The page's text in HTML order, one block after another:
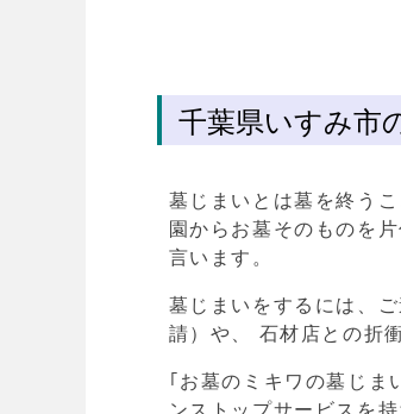
千葉県いすみ市
墓じまいとは墓を終う
園からお墓そのものを
言います。
墓じまいをするには、
請）や、 石材店との折
｢お墓のミキワの墓じま
ンストップサービスを